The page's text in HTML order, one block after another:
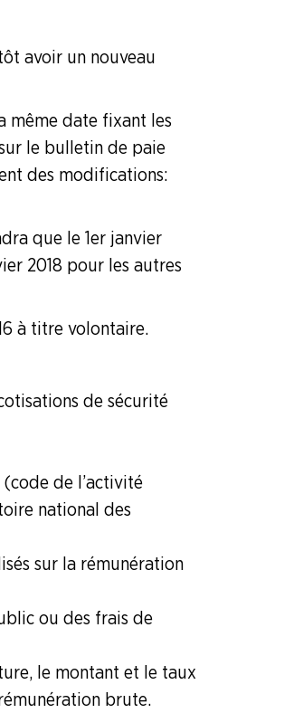
avoir un nouveau
même date fixant les
le bulletin de paie
des modifications :
que le 1er janvier
2018 pour les autres
à titre volontaire.
de sécurité
de l’activité
national des
sur la rémunération
ou des frais de
le montant et le taux
brute.